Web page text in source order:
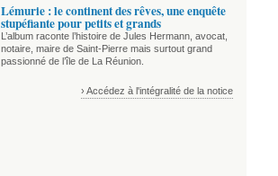
Lémurie : le continent des rêves, une enquête
stupéfiante pour petits et grands
L’album raconte l’histoire de Jules Hermann, avocat,
notaire, maire de Saint-Pierre mais surtout grand
passionné de l’île de La Réunion.
› Accédez à l'intégralité de la notice